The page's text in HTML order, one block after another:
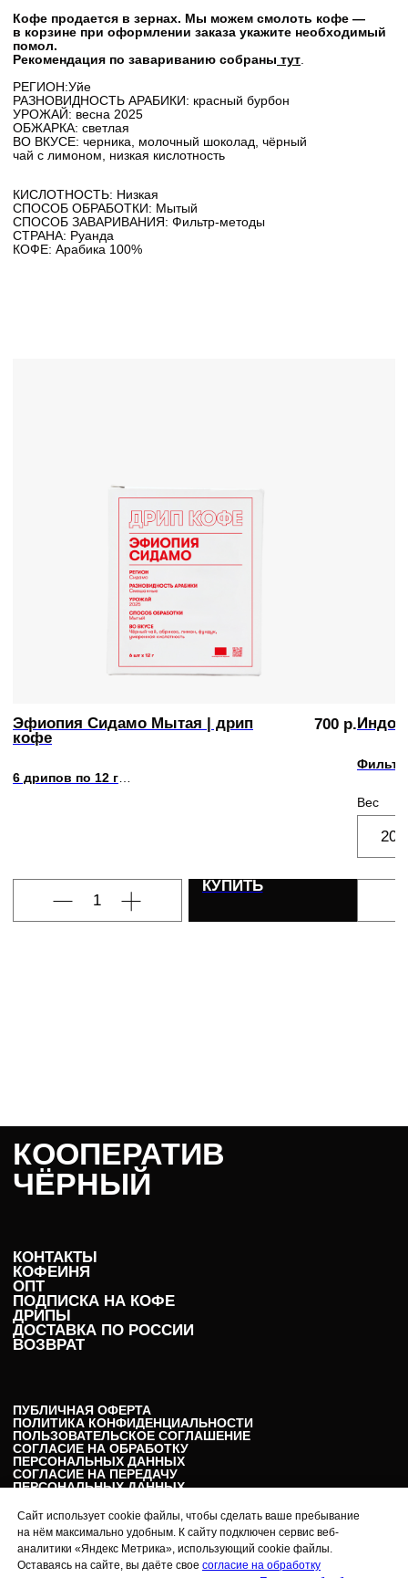
Кофе продается в зернах. Мы можем смолоть кофе —
в корзине при оформлении заказа укажите необходимый
помол.
Рекомендация по завариванию собраны тут.
РЕГИОН:Уйе
РАЗНОВИДНОСТЬ АРАБИКИ: красный бурбон
УРОЖАЙ: весна 2025
ОБЖАРКА: светлая
ВО ВКУСЕ: черника, молочный шоколад, чёрный
чай с лимоном, низкая кислотность
КИСЛОТНОСТЬ: Низкая
СПОСОБ ОБРАБОТКИ: Мытый
СПОСОБ ЗАВАРИВАНИЯ: Фильтр-методы
СТРАНА: Руанда
КОФЕ: Арабика 100%
Эфиопия Сидамо Мытая | дрип
кофе
6 дрипов по 12 г
700 р.
КУПИТЬ
Вес
200
Сайт использует cookie файлы, чтобы сделать ваше пребывание
на нём максимально удобным. К сайту подключен сервис веб-
аналитики «Яндекс Метрика», использующий cookie файлы.
Оставаясь на сайте, вы даёте свое согласие на обработку
КООПЕРАТИВ
ЧЁРНЫЙ
КОНТАКТЫ
КОФЕЙНЯ
ОПТ
ПОДПИСКА НА КОФЕ
ДРИПЫ
ДОСТАВКА ПО РОССИИ
ВОЗВРАТ
ПУБЛИЧНАЯ ОФЕРТА
ПОЛИТИКА КОНФИДЕНЦИАЛЬНОСТИ
ПОЛЬЗОВАТЕЛЬСКОЕ СОГЛАШЕНИЕ
СОГЛАСИЕ НА ОБРАБОТКУ
ПЕРСОНАЛЬНЫХ ДАННЫХ
СОГЛАСИЕ НА ПЕРЕДАЧУ
ПЕРСОНАЛЬНЫХ ДАННЫХ
Подписаться на рассылку